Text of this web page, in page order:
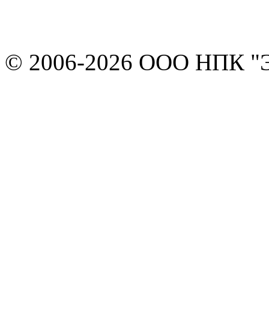
© 2006-2026 ООО НПК